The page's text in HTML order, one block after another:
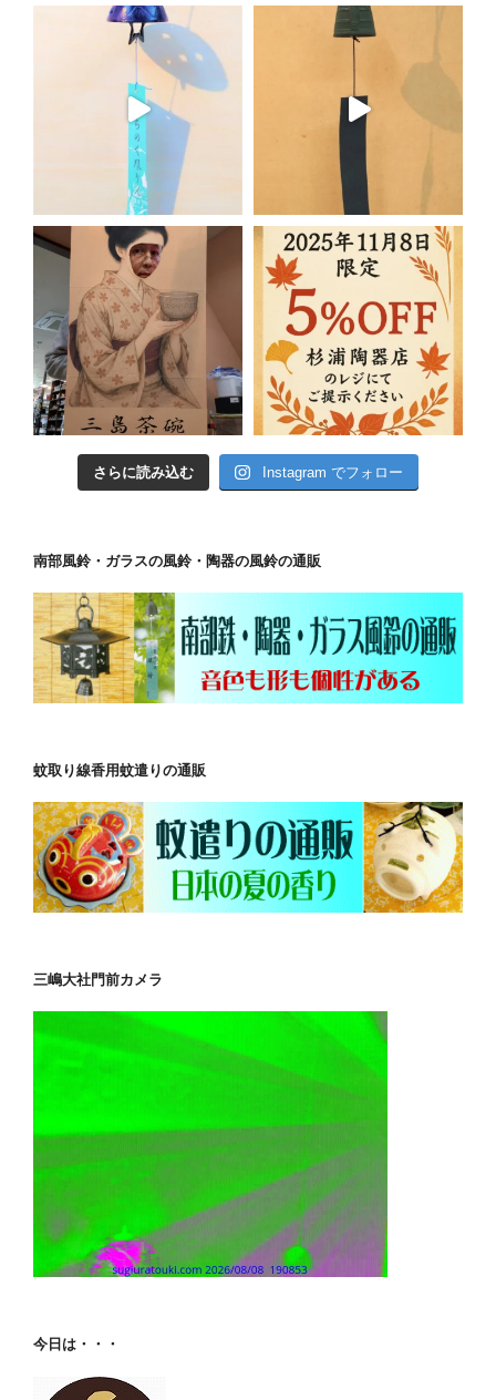
さらに読み込む Instagram でフォロー
南部風鈴・ガラスの風鈴・陶器の風鈴の通販
蚊取り線香用蚊遣りの通販
三嶋大社門前カメラ
今日は・・・